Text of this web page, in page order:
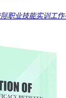
职业技能实训工